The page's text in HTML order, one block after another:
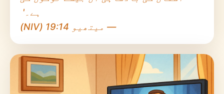
ہے۔'
— میتھیو 19:14 (NIV)